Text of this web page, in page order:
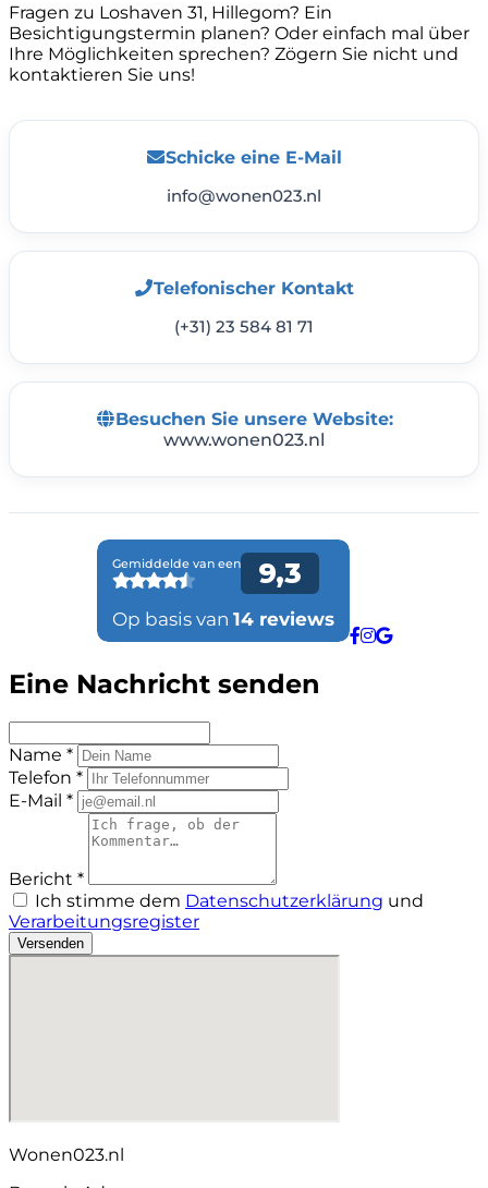
Fragen zu Loshaven 31, Hillegom? Ein
Besichtigungstermin planen? Oder einfach mal über
Ihre Möglichkeiten sprechen? Zögern Sie nicht und
kontaktieren Sie uns!
Schicke eine E-Mail
info@wonen023.nl
Telefonischer Kontakt
(+31) 23 584 81 71
Besuchen Sie unsere Website:
www.wonen023.nl
Eine Nachricht senden
Name *
Telefon *
E-Mail *
Bericht *
Ich stimme dem Datenschutzerklärung und
Verarbeitungsregister
Versenden
Wonen023.nl